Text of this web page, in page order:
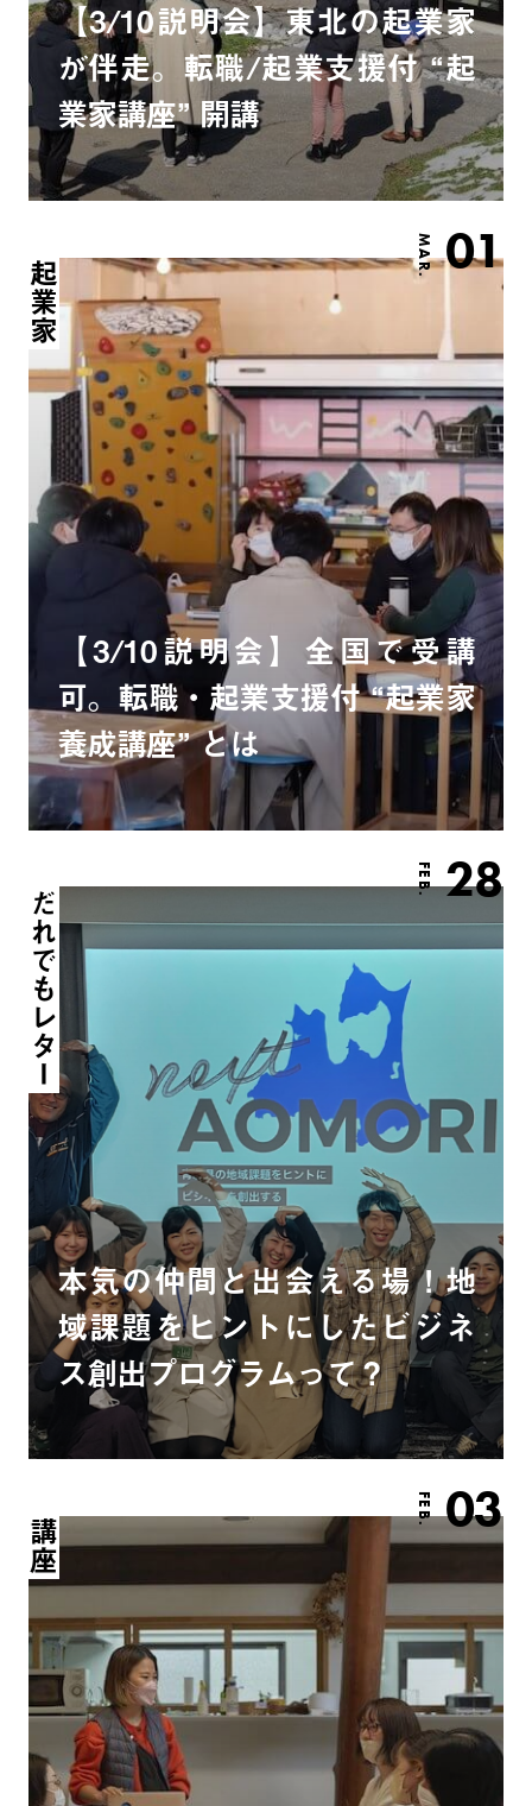
【3/10説明会】東北の起業家
が伴走。転職/起業支援付 “起
業家講座” 開講
MAR. 01
起業家
【3/10説明会】全国で受講
可。転職・起業支援付 “起業家
養成講座” とは
FEB. 28
だれでもレター
本気の仲間と出会える場！地
域課題をヒントにしたビジネ
ス創出プログラムって？
FEB. 03
講座